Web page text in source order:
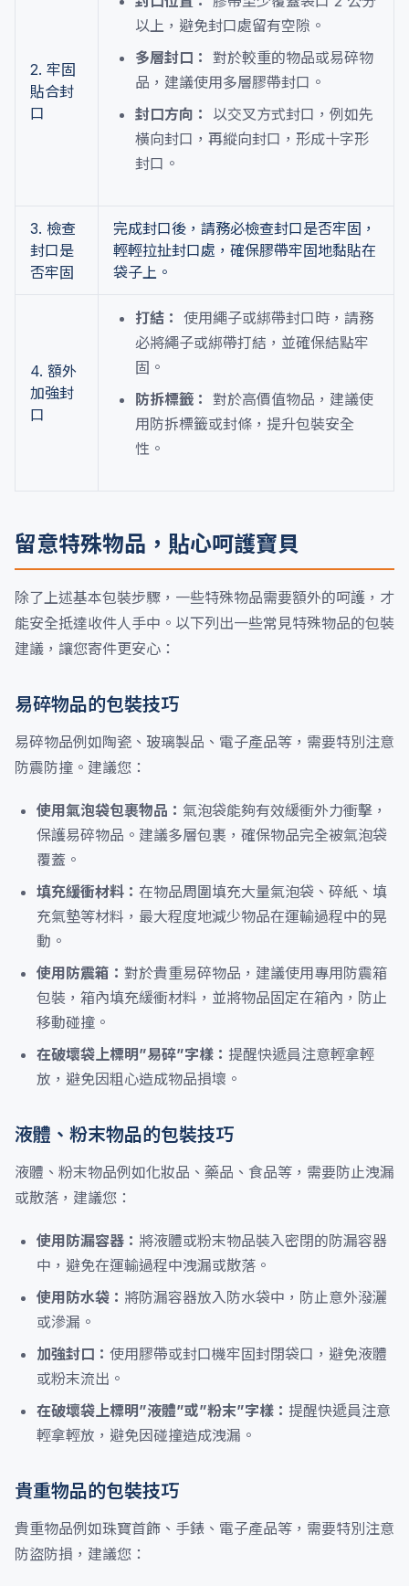
2. 牢固
貼合封
口
以上，避免封口處留有空隙。
多層封口： 對於較重的物品或易碎物
品，建議使用多層膠帶封口。
封口方向：
以交叉方式封口，例如先
橫向封口，再縱向封口，形成十字形
封口。
3. 檢查
封口是
否牢固
完成封口後，請務必檢查封口是否牢固，
輕輕拉扯封口處，確保膠帶牢固地黏貼在
袋子上。
4. 額外
加強封
口
打結： 使用繩子或綁帶封口時，請務
必將繩子或綁帶打結，並確保結點牢
固。
防拆標籤： 對於高價值物品，建議使
用防拆標籤或封條，提升包裝安全
性。
留意特殊物品，貼心呵護寶貝
除了上述基本包裝步驟，一些特殊物品需要額外的呵護，才
能安全抵達收件人手中。以下列出一些常見特殊物品的包裝
建議，讓您寄件更安心：
易碎物品的包裝技巧
易碎物品例如陶瓷、玻璃製品、電子產品等，需要特別注意
防震防撞。建議您：
使用氣泡袋包裹物品： 氣泡袋能夠有效緩衝外力衝擊，
保護易碎物品。建議多層包裹，確保物品完全被氣泡袋
覆蓋。
填充緩衝材料： 在物品周圍填充大量氣泡袋、碎紙、填
充氣墊等材料，最大程度地減少物品在運輸過程中的晃
動。
使用防震箱： 對於貴重易碎物品，建議使用專用防震箱
包裝，箱內填充緩衝材料，並將物品固定在箱內，防止
移動碰撞。
在破壞袋上標明”易碎”字樣： 提醒快遞員注意輕拿輕
放，避免因粗心造成物品損壞。
液體、粉末物品的包裝技巧
液體、粉末物品例如化妝品、藥品、食品等，需要防止洩漏
或散落，建議您：
使用防漏容器： 將液體或粉末物品裝入密閉的防漏容器
中，避免在運輸過程中洩漏或散落。
使用防水袋： 將防漏容器放入防水袋中，防止意外潑灑
或滲漏。
加強封口： 使用膠帶或封口機牢固封閉袋口，避免液體
或粉末流出。
在破壞袋上標明”液體”或”粉末”字樣： 提醒快遞員注意
輕拿輕放，避免因碰撞造成洩漏。
貴重物品的包裝技巧
貴重物品例如珠寶首飾、手錶、電子產品等，需要特別注意
防盜防損，建議您：